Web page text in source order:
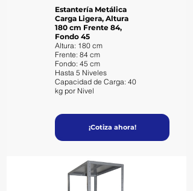
Estantería Metálica
Carga Ligera, Altura
180 cm Frente 84,
Fondo 45
Altura: 180 cm
Frente: 84 cm
Fondo: 45 cm
Hasta 5 Niveles
Capacidad de Carga: 40
kg por Nivel
¡Cotiza ahora!